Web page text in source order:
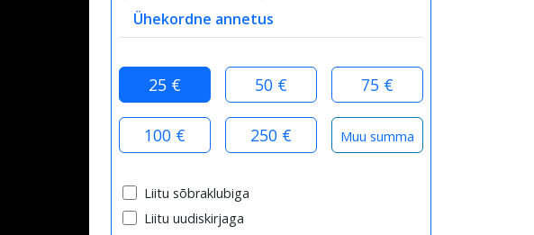
Ühekordne annetus
25 € 50 € 75 €
100 € 250 €
Liitu sõbraklubiga
Liitu uudiskirjaga